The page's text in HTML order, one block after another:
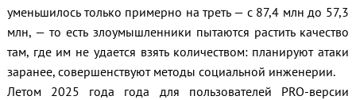
уменьшилось только примерно на треть — с 87,4 млн до 57,3
млн, — то есть злоумышленники пытаются растить качество
там, где им не удается взять количеством: планируют атаки
заранее, совершенствуют методы социальной инженерии.
Летом 2025 года года для пользователей PRO-версии